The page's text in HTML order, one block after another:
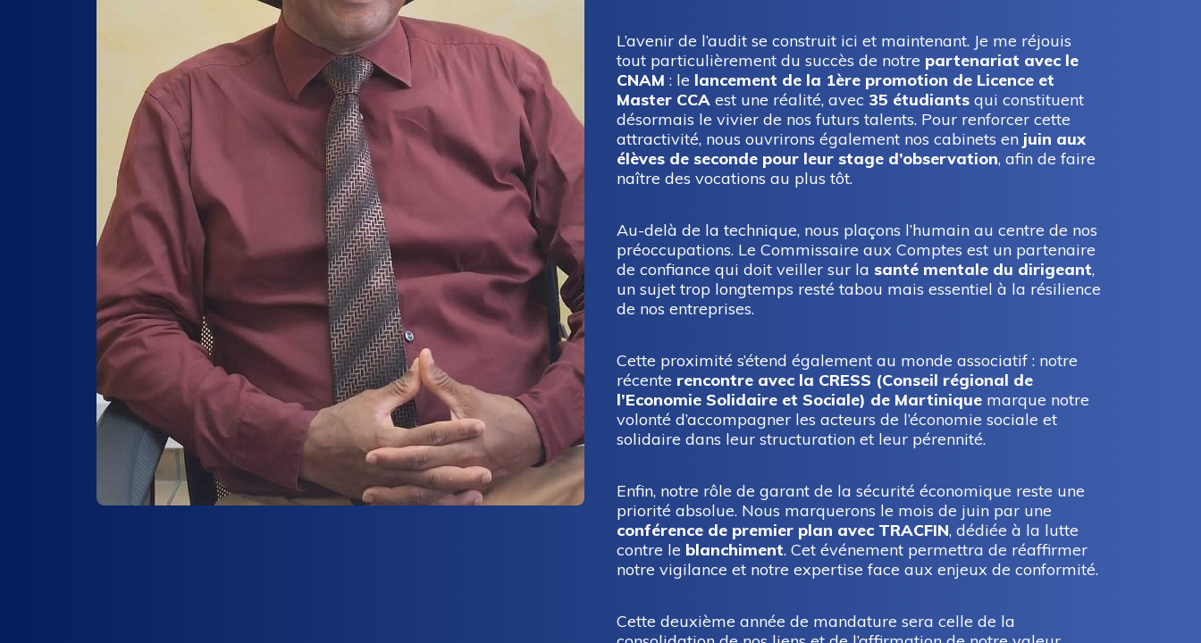
L’avenir de l’audit se construit ici et maintenant. Je me réjouis
tout particulièrement du succès de notre partenariat avec le
CNAM : le lancement de la 1ère promotion de Licence et
Master CCA est une réalité, avec 35 étudiants qui constituent
désormais le vivier de nos futurs talents. Pour renforcer cette
attractivité, nous ouvrirons également nos cabinets en juin aux
élèves de seconde pour leur stage d’observation, afin de faire
naître des vocations au plus tôt.
Au-delà de la technique, nous plaçons l’humain au centre de nos
préoccupations. Le Commissaire aux Comptes est un partenaire
de confiance qui doit veiller sur la santé mentale du dirigeant,
un sujet trop longtemps resté tabou mais essentiel à la résilience
de nos entreprises.
Cette proximité s’étend également au monde associatif : notre
récente rencontre avec la CRESS (Conseil régional de
l’Economie Solidaire et Sociale) de Martinique marque notre
volonté d’accompagner les acteurs de l’économie sociale et
solidaire dans leur structuration et leur pérennité.
Enfin, notre rôle de garant de la sécurité économique reste une
priorité absolue. Nous marquerons le mois de juin par une
conférence de premier plan avec TRACFIN, dédiée à la lutte
contre le blanchiment. Cet événement permettra de réaffirmer
notre vigilance et notre expertise face aux enjeux de conformité.
Cette deuxième année de mandature sera celle de la